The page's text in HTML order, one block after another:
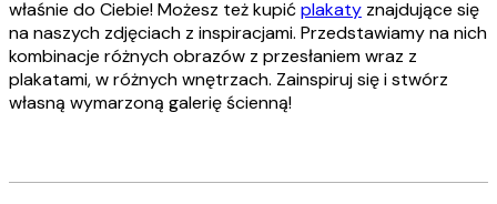
właśnie do Ciebie! Możesz też kupićplakaty znajdujące się
na naszych zdjęciach z inspiracjami. Przedstawiamy na nich
kombinacje różnych obrazów z przesłaniem wraz z
plakatami, w różnych wnętrzach. Zainspiruj się i stwórz
własną wymarzoną galerię ścienną!